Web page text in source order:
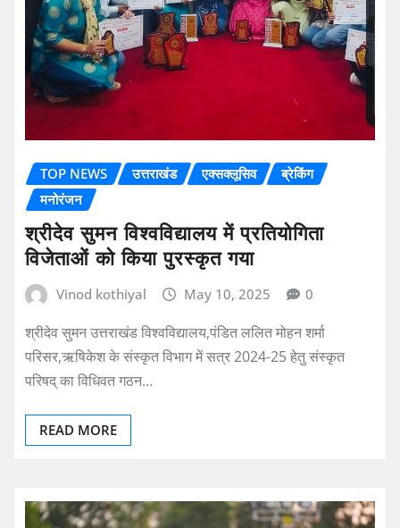
TOP NEWS उत्तराखंड एक्सक्लूसिव
ब्रेकिंग
मनोरंजन
श्रीदेव सुमन विश्वविद्यालय में प्रतियोगिता
विजेताओं को किया पुरस्कृत गया
Vinod kothiyal May 10, 2025 0
श्रीदेव सुमन उत्तराखंड विश्वविद्यालय,पंडित ललित मोहन शर्मा
परिसर,ऋषिकेश के संस्कृत विभाग में सत्र 2024-25 हेतु संस्कृत
परिषद् का विधिवत गठन…
READ MORE